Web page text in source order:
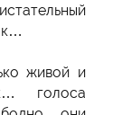
живой и
голоса